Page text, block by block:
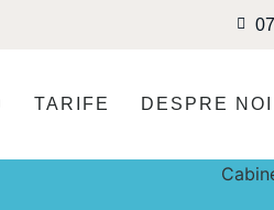
TARIFE DESPRE NOI